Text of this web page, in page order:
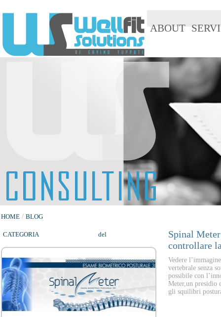
ABOUT
HOME / BLOG
CATEGORIA del
Spinal
controllare
Vedere
vertebrale senza
possibile con
Meter,un presidio
gli squilibri